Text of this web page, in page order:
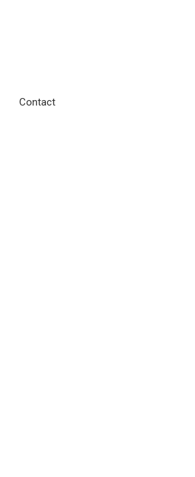
Contact